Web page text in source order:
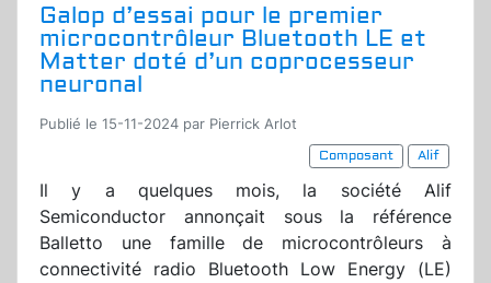
Galop d’essai pour le premier
microcontrôleur Bluetooth LE et
Matter doté d’un coprocesseur
neuronal
Publié le 15-11-2024 par Pierrick Arlot
Composant
Alif
Il y a quelques mois, la société Alif
Semiconductor annonçait sous la référence
Balletto une famille de microcontrôleurs à
connectivité radio Bluetooth Low Energy (LE)